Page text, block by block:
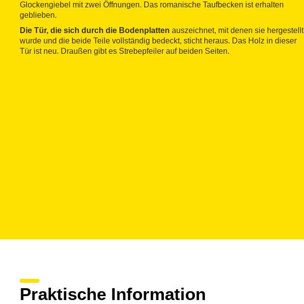
Glockengiebel mit zwei Öffnungen. Das romanische Taufbecken ist erhalten
geblieben.
Die Tür, die sich durch die Bodenplatten auszeichnet, mit denen sie hergestellt
wurde und die beide Teile vollständig bedeckt, sticht heraus. Das Holz in dieser
Tür ist neu. Draußen gibt es Strebepfeiler auf beiden Seiten.
Praktische Information